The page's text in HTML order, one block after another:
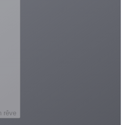
rêve